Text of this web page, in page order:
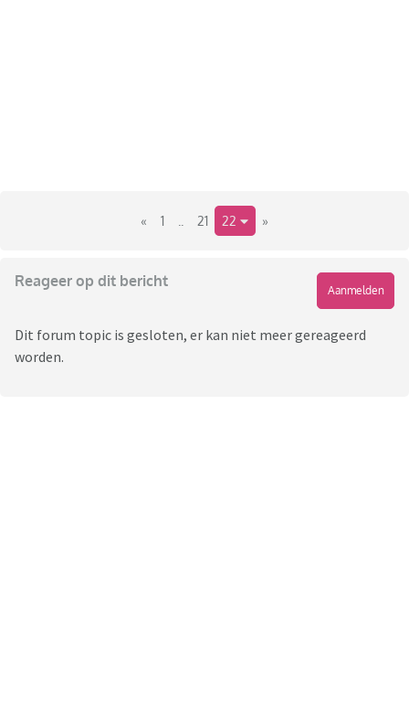
« 1 21 22 »
Reageer op dit bericht
Aanmelden
Dit forum topic is gesloten, er kan niet meer gereageerd
worden.